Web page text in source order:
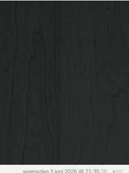
woensdag 3 juni 2026 @ 21:35:28 #202